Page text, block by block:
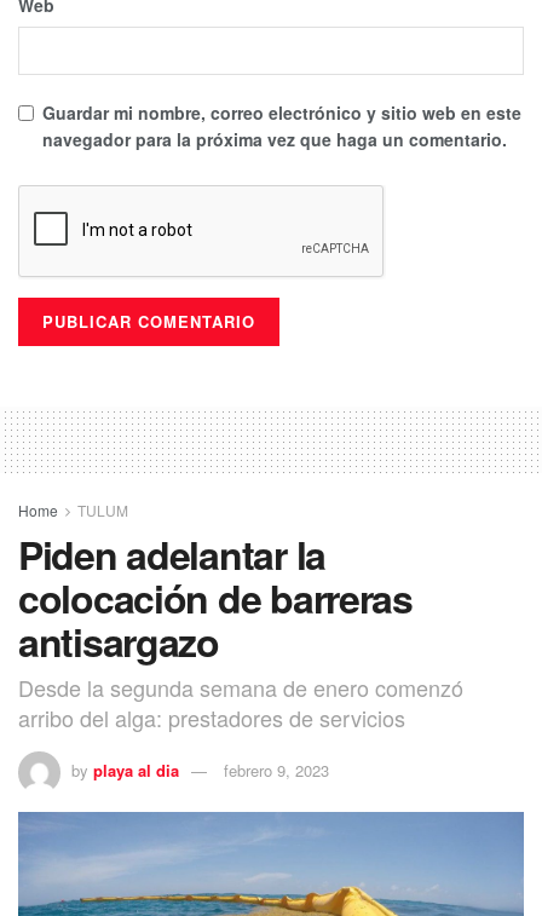
Web
Guardar mi nombre, correo electrónico y sitio web en este
navegador para la próxima vez que haga un comentario.
Home TULUM
Piden adelantar la
colocación de barreras
antisargazo
Desde la segunda semana de enero comenzó
arribo del alga: prestadores de servicios
by playa al dia febrero 9, 2023